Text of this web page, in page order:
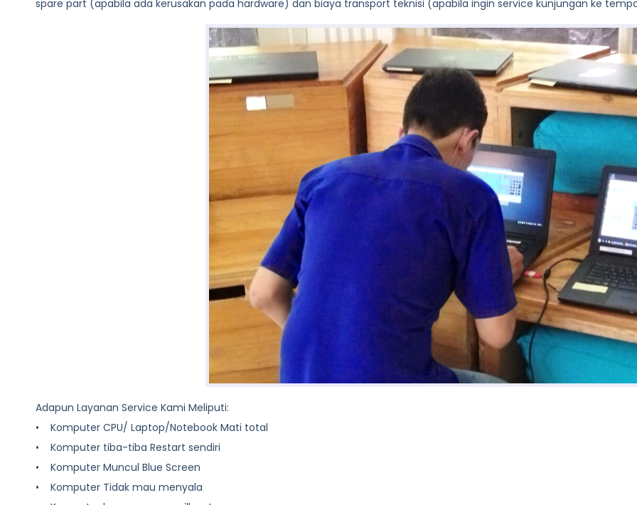
spare part (apabila ada kerusakan pada hardware) dan biaya transport teknisi (apabila ingin service kunjungan ke
Adapun Layanan Service Kami Meliputi:
• Komputer CPU/ Laptop/Notebook Mati total
• Komputer tiba-tiba Restart sendiri
• Komputer Muncul Blue Screen
• Komputer Tidak mau menyala